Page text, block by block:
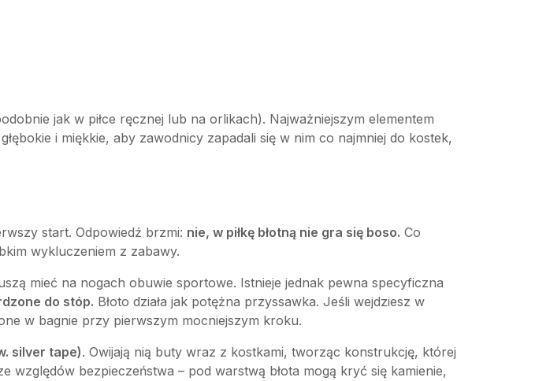
jak w piłce ręcznej lub na orlikach). Najważniejszym elementem
i miękkie, aby zawodnicy zapadali się w nim co najmniej do kostek,
start. Odpowiedź brzmi: nie, w piłkę błotną nie gra się boso. Co
wykluczeniem z zabawy.
mieć na nogach obuwie sportowe. Istnieje jednak pewna specyficzna
do stóp. Błoto działa jak potężna przyssawka. Jeśli wejdziesz w
w bagnie przy pierwszym mocniejszym kroku.
silver tape). Owijają nią buty wraz z kostkami, tworząc konstrukcję, której
względów bezpieczeństwa – pod warstwą błota mogą kryć się kamienie,